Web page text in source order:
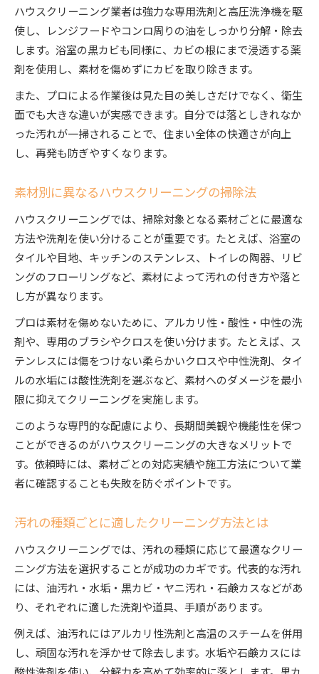
ハウスクリーニング業者は強力な専用洗剤と高圧洗浄機を駆
使し、レンジフードやコンロ周りの油をしっかり分解・除去
します。浴室の黒カビも同様に、カビの根にまで浸透する薬
剤を使用し、素材を傷めずにカビを取り除きます。
また、プロによる作業後は見た目の美しさだけでなく、衛生
面でも大きな違いが実感できます。自分では落としきれなか
った汚れが一掃されることで、住まい全体の快適さが向上
し、再発も防ぎやすくなります。
素材別に異なるハウスクリーニングの掃除法
ハウスクリーニングでは、掃除対象となる素材ごとに最適な
方法や洗剤を使い分けることが重要です。たとえば、浴室の
タイルや目地、キッチンのステンレス、トイレの陶器、リビ
ングのフローリングなど、素材によって汚れの付き方や落と
し方が異なります。
プロは素材を傷めないために、アルカリ性・酸性・中性の洗
剤や、専用のブラシやクロスを使い分けます。たとえば、ス
テンレスには傷をつけない柔らかいクロスや中性洗剤、タイ
ルの水垢には酸性洗剤を選ぶなど、素材へのダメージを最小
限に抑えてクリーニングを実施します。
このような専門的な配慮により、長期間美観や機能性を保つ
ことができるのがハウスクリーニングの大きなメリットで
す。依頼時には、素材ごとの対応実績や施工方法について業
者に確認することも失敗を防ぐポイントです。
汚れの種類ごとに適したクリーニング方法とは
ハウスクリーニングでは、汚れの種類に応じて最適なクリー
ニング方法を選択することが成功のカギです。代表的な汚れ
には、油汚れ・水垢・黒カビ・ヤニ汚れ・石鹸カスなどがあ
り、それぞれに適した洗剤や道具、手順があります。
例えば、油汚れにはアルカリ性洗剤と高温のスチームを併用
し、頑固な汚れを浮かせて除去します。水垢や石鹸カスには